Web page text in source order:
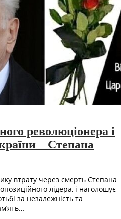
революціонера і
– Степана
втрату через смерть Степана
лідера, і наголошує
за незалежність та